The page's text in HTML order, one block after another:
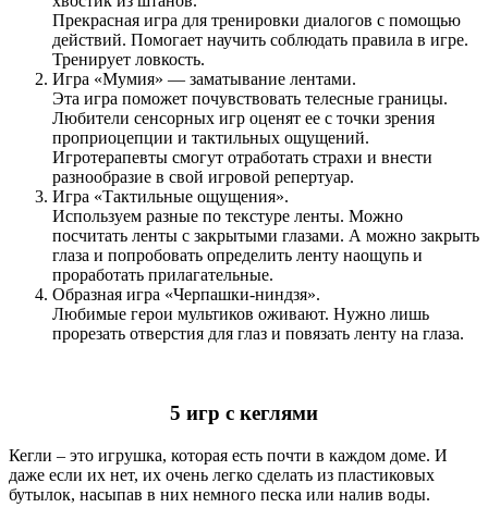
Прекрасная игра для тренировки диалогов с помощью
действий. Помогает научить соблюдать правила в игре.
Тренирует ловкость.
Игра «Мумия» — заматывание лентами.
Эта игра поможет почувствовать телесные границы.
Любители сенсорных игр оценят ее с точки зрения
проприоцепции и тактильных ощущений.
Игротерапевты смогут отработать страхи и внести
разнообразие в свой игровой репертуар.
Игра «Тактильные ощущения».
Используем разные по текстуре ленты. Можно
посчитать ленты с закрытыми глазами. А можно закрыть
глаза и попробовать определить ленту наощупь и
проработать прилагательные.
Образная игра «Черпашки-ниндзя».
Любимые герои мультиков оживают. Нужно лишь
прорезать отверстия для глаз и повязать ленту на глаза.
5 игр с кеглями
Кегли – это игрушка, которая есть почти в каждом доме. И
даже если их нет, их очень легко сделать из пластиковых
бутылок, насыпав в них немного песка или налив воды.